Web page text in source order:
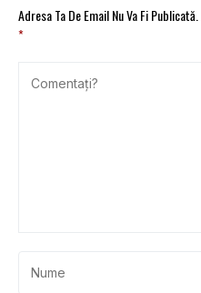
Adresa Ta De Email Nu Va Fi Publicată.
*